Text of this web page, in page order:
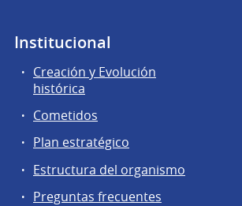
Institucional
Creación y Evolución
histórica
Cometidos
Plan estratégico
Estructura del organismo
Preguntas frecuentes